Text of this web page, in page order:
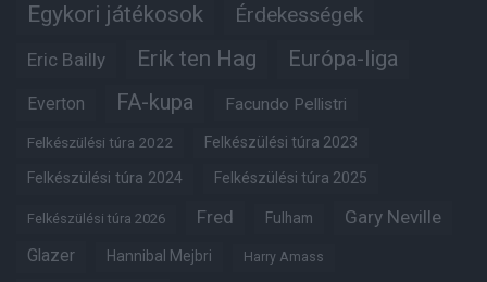
Egykori játékosok Érdekességek
Eric Bailly Erik ten Hag Európa-liga
Everton FA-kupa Facundo Pellistri
Felkészülési túra 2022 Felkészülési túra 2023
Felkészülési túra 2024 Felkészülési túra 2025
Felkészülési túra 2026 Fred Fulham Gary Neville
Glazer Hannibal Mejbri Harry Amass